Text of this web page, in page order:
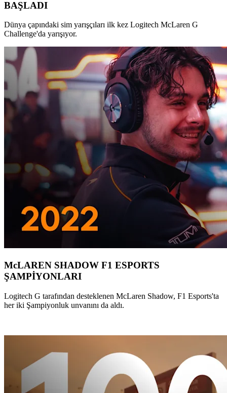
BAŞLADI
Dünya çapındaki sim yarışçıları ilk kez Logitech McLaren G
Challenge'da yarışıyor.
McLAREN SHADOW F1 ESPORTS
ŞAMPİYONLARI
Logitech G tarafından desteklenen McLaren Shadow, F1 Esports'ta
her iki Şampiyonluk unvanını da aldı.